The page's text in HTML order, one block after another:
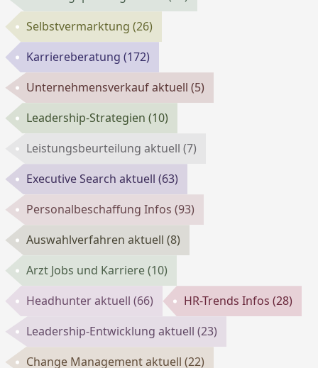
Selbstvermarktung(26)
Karriereberatung(172)
Unternehmensverkauf aktuell(5)
Leadership-Strategien(10)
Leistungsbeurteilung aktuell(7)
Executive Search aktuell(63)
Personalbeschaffung Infos(93)
Auswahlverfahren aktuell(8)
Arzt Jobs und Karriere(10)
Headhunter aktuell(66) HR-Trends Infos(28)
Leadership-Entwicklung aktuell(23)
Change Management aktuell(22)